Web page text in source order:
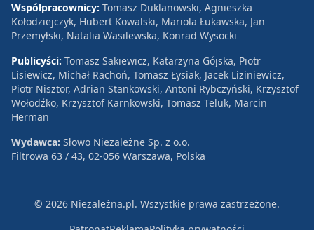
Współpracownicy: Tomasz Duklanowski, Agnieszka
Kołodziejczyk, Hubert Kowalski, Mariola Łukawska, Jan
Przemyłski, Natalia Wasilewska, Konrad Wysocki
Publicyści: Tomasz Sakiewicz, Katarzyna Gójska, Piotr
Lisiewicz, Michał Rachoń, Tomasz Łysiak, Jacek Liziniewicz,
Piotr Nisztor, Adrian Stankowski, Antoni Rybczyński, Krzysztof
Wołodźko, Krzysztof Karnkowski, Tomasz Teluk, Marcin
Herman
Wydawca: Słowo Niezależne Sp. z o.o.
Filtrowa 63 / 43, 02-056 Warszawa, Polska
© 2026 Niezależna.pl. Wszystkie prawa zastrzeżone.